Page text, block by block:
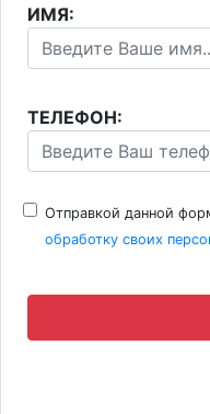
ИМЯ:
ТЕЛЕФОН:
Отправкой данной
обработку своих